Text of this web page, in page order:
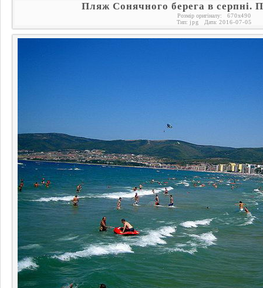
Пляж Сонячного берега в серпні.
Розмір оригіналу: 670x490
Тип: jpg Дата: 2016-07-05